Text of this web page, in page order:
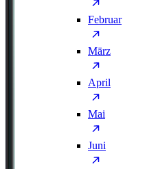
Februar
März
April
Mai
Juni